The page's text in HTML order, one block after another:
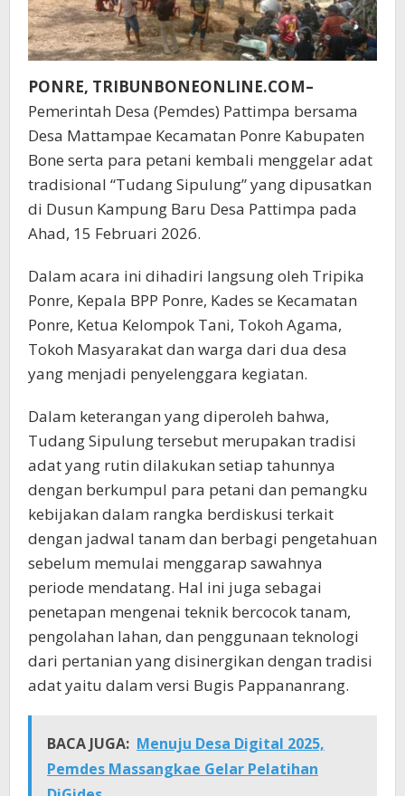
PONRE, TRIBUNBONEONLINE.COM–
Pemerintah Desa (Pemdes) Pattimpa bersama
Desa Mattampae Kecamatan Ponre Kabupaten
Bone serta para petani kembali menggelar adat
tradisional “Tudang Sipulung” yang dipusatkan
di Dusun Kampung Baru Desa Pattimpa pada
Ahad, 15 Februari 2026.
Dalam acara ini dihadiri langsung oleh Tripika
Ponre, Kepala BPP Ponre, Kades se Kecamatan
Ponre, Ketua Kelompok Tani, Tokoh Agama,
Tokoh Masyarakat dan warga dari dua desa
yang menjadi penyelenggara kegiatan.
Dalam keterangan yang diperoleh bahwa,
Tudang Sipulung tersebut merupakan tradisi
adat yang rutin dilakukan setiap tahunnya
dengan berkumpul para petani dan pemangku
kebijakan dalam rangka berdiskusi terkait
dengan jadwal tanam dan berbagi pengetahuan
sebelum memulai menggarap sawahnya
periode mendatang. Hal ini juga sebagai
penetapan mengenai teknik bercocok tanam,
pengolahan lahan, dan penggunaan teknologi
dari pertanian yang disinergikan dengan tradisi
adat yaitu dalam versi Bugis Pappananrang.
BACA JUGA: Menuju Desa Digital 2025,
Pemdes Massangkae Gelar Pelatihan